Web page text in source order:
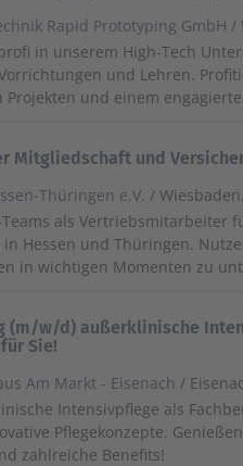
Rapid Prototyping GmbH /
in unserem High-Tech
und Lehren.
und einem
Mitgliedschaft und
Thüringen e.V. /
Teams als Vertriebsmitarbeiter
Hessen und Thüringen.
in wichtigen Momenten zu
(m/w/d) außerklinische
Sie!
Am Markt - Eisenach /
Intensivpflege als
Pflegekonzepte.
zahlreiche Benefits!